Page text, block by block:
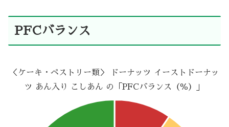
PFCバランス
＜ケーキ・ペストリー類＞ ドーナッツ イーストドーナッ
ツ あん入り こしあん の「PFCバランス（％）」